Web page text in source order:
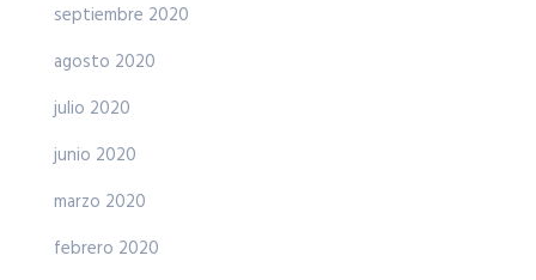
septiembre 2020
agosto 2020
julio 2020
junio 2020
marzo 2020
febrero 2020